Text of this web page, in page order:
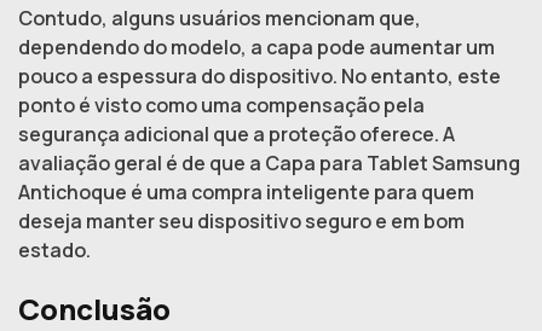
Contudo, alguns usuários mencionam que,
dependendo do modelo, a capa pode aumentar um
pouco a espessura do dispositivo. No entanto, este
ponto é visto como uma compensação pela
segurança adicional que a proteção oferece. A
avaliação geral é de que a Capa para Tablet Samsung
Antichoque é uma compra inteligente para quem
deseja manter seu dispositivo seguro e em bom
estado.
Conclusão